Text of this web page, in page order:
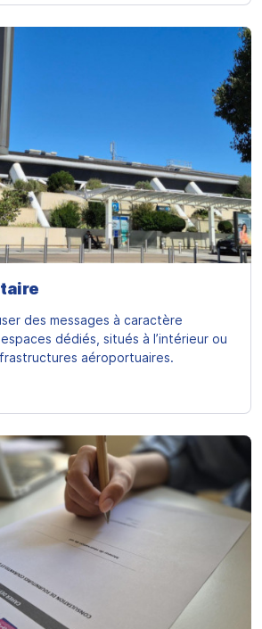
des messages à caractère
dédiés, situés à l’intérieur ou
aéroportuaires.